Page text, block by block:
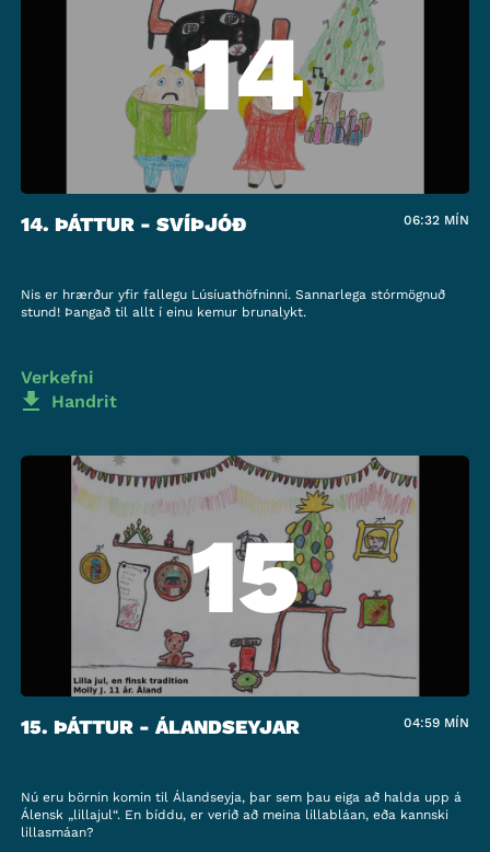
14
14. ÞÁTTUR - SVÍÞJÓÐ 06:32 MÍN
Nis er hrærður yfir fallegu Lúsíuathöfninni. Sannarlega stórmögnuð
stund! Þangað til allt í einu kemur brunalykt.
Verkefni
Handrit
15
15. ÞÁTTUR - ÁLANDSEYJAR 04:59 MÍN
Nú eru börnin komin til Álandseyja, þar sem þau eiga að halda upp á
Álensk „lillajul“. En bíddu, er verið að meina lillabláan, eða kannski
lillasmáan?